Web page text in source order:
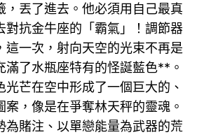
，丟了進去。他必須用自己最真
對抗金牛座的「霸氣」！調節器
這一次，射向天空的光束不再是
滿了水瓶座特有的怪誕藍色**。
光芒在空中形成了一個巨大的、
案，像是在爭奪林天秤的靈魂。
為賭注、以單戀能量為武器的荒